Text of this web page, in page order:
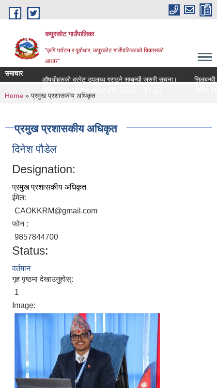
Skip to main content
कपुरकोट गाउँपालिका
"कृषि पर्यटन र पूर्वाधार, कपुरकोट गाउँपालिकाको विकासको
आधार"
समाचार
औषधीहरुको दररेट उपलब्ध गराउने सम्बन्धी जरुरी सूचना।
सिलबन्धी
You are here
Home » प्रमुख प्रशासकीय अधिकृत
प्रमुख प्रशासकीय अधिकृत
दिनेश पौडेल
Designation:
प्रमुख प्रशासकीय अधिकृत
ईमेल:
CAOKKRM@gmail.com
फोन :
9857844700
Status:
वर्तमान
गृह पृष्ठमा देखाउनुहोस्:
1
Image: